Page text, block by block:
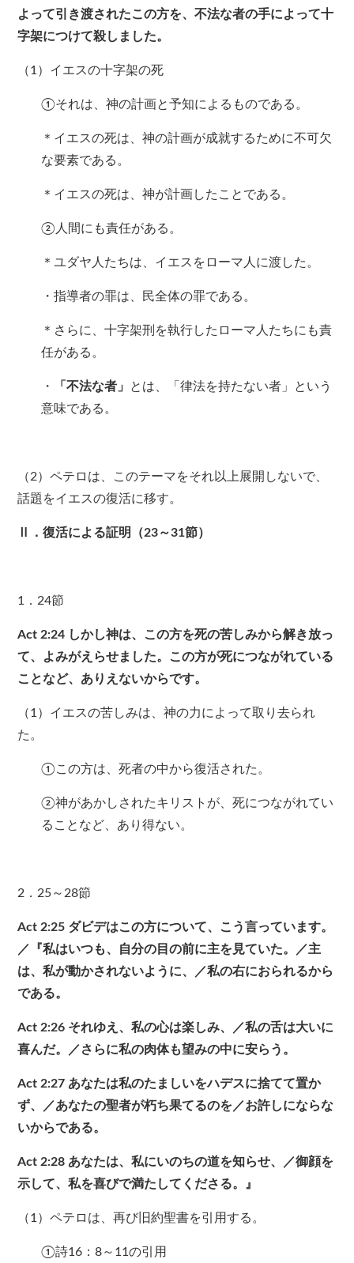
よって引き渡されたこの方を、不法な者の手によって十
字架につけて殺しました。
（1）イエスの十字架の死
①それは、神の計画と予知によるものである。
＊イエスの死は、神の計画が成就するために不可欠
な要素である。
＊イエスの死は、神が計画したことである。
②人間にも責任がある。
＊ユダヤ人たちは、イエスをローマ人に渡した。
・指導者の罪は、民全体の罪である。
＊さらに、十字架刑を執行したローマ人たちにも責
任がある。
・ 「不法な者」 とは、「律法を持たない者」という
意味である。
（2）ペテロは、このテーマをそれ以上展開しないで、
話題をイエスの復活に移す。
Ⅱ．復活による証明（23～31節）
1．24節
Act 2:24 しかし神は、この方を死の苦しみから解き放っ
て、よみがえらせました。この方が死につながれている
ことなど、ありえないからです。
（1）イエスの苦しみは、神の力によって取り去られ
た。
①この方は、死者の中から復活された。
②神があかしされたキリストが、死につながれてい
ることなど、あり得ない。
2．25～28節
Act 2:25 ダビデはこの方について、こう言っています。
／『私はいつも、自分の目の前に主を見ていた。／主
は、私が動かされないように、／私の右におられるから
である。
Act 2:26 それゆえ、私の心は楽しみ、／私の舌は大いに
喜んだ。／さらに私の肉体も望みの中に安らう。
Act 2:27 あなたは私のたましいをハデスに捨てて置か
ず、／あなたの聖者が朽ち果てるのを／お許しにならな
いからである。
Act 2:28 あなたは、私にいのちの道を知らせ、／御顔を
示して、私を喜びで満たしてくださる。』
（1）ペテロは、再び旧約聖書を引用する。
①詩16：8～11の引用